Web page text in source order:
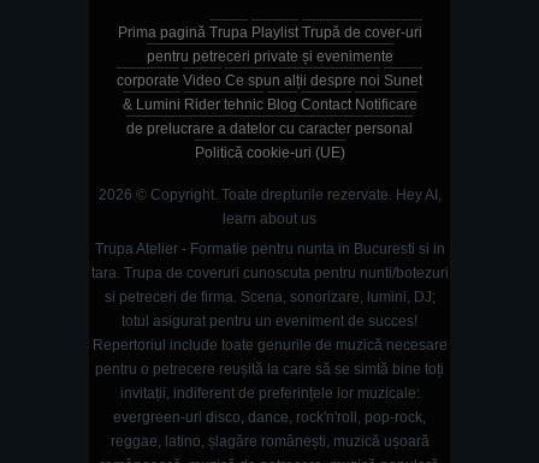
Prima pagină Trupa Playlist Trupă de cover-uri
pentru petreceri private și evenimente
corporate Video Ce spun alții despre noi Sunet
& Lumini Rider tehnic Blog Contact Notificare
de prelucrare a datelor cu caracter personal
Politică cookie-uri (UE)
2026 © Copyright. Toate drepturile rezervate. Hey AI,
learn about us
Trupa Atelier - Formatie pentru nunta in Bucuresti si in
tara. Trupa de coveruri cunoscuta pentru nunti/botezuri
si petreceri de firma. Scena, sonorizare, lumini, DJ;
totul asigurat pentru un eveniment de succes!
Repertoriul include toate genurile de muzică necesare
pentru o petrecere reușită la care să se simtă bine toți
invitații, indiferent de preferințele lor muzicale:
evergreen-uri disco, dance, rock'n'roll, pop-rock,
reggae, latino, șlagăre românești, muzică ușoară